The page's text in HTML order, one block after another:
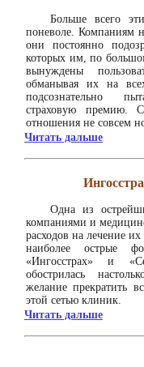
Больше всего
поневоле. Компаниям
они постоянно
которых им, по
вынуждены
обманывая их на
подсознательно
страховую премию.
отношения не совсем
Читать дальше
Одна из
компаниями и
расходов на лечение
наиболее острые
«Ингосстрах» и
обострилась
желание прекратить
этой сетью клиник.
Читать дальше